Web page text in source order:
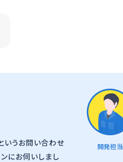
開発担当
いうお問い合わせ
にお伺いしまし